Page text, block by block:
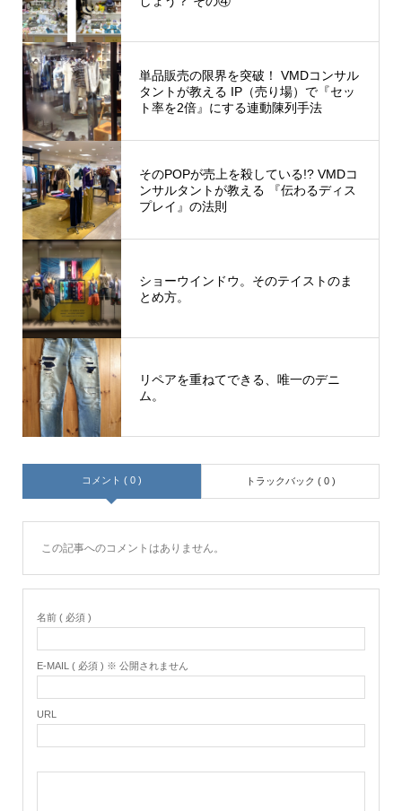
単品販売の限界を突破！ VMDコンサル
タントが教える IP（売り場）で『セッ
ト率を2倍』にする連動陳列手法
そのPOPが売上を殺している!? VMDコ
ンサルタントが教える 『伝わるディス
プレイ』の法則
ショーウインドウ。そのテイストのま
とめ方。
リペアを重ねてできる、唯一のデニ
ム。
コメント ( 0 ) トラックバック ( 0 )
この記事へのコメントはありません。
名前 ( 必須 )
E-MAIL ( 必須 ) ※ 公開されません
URL